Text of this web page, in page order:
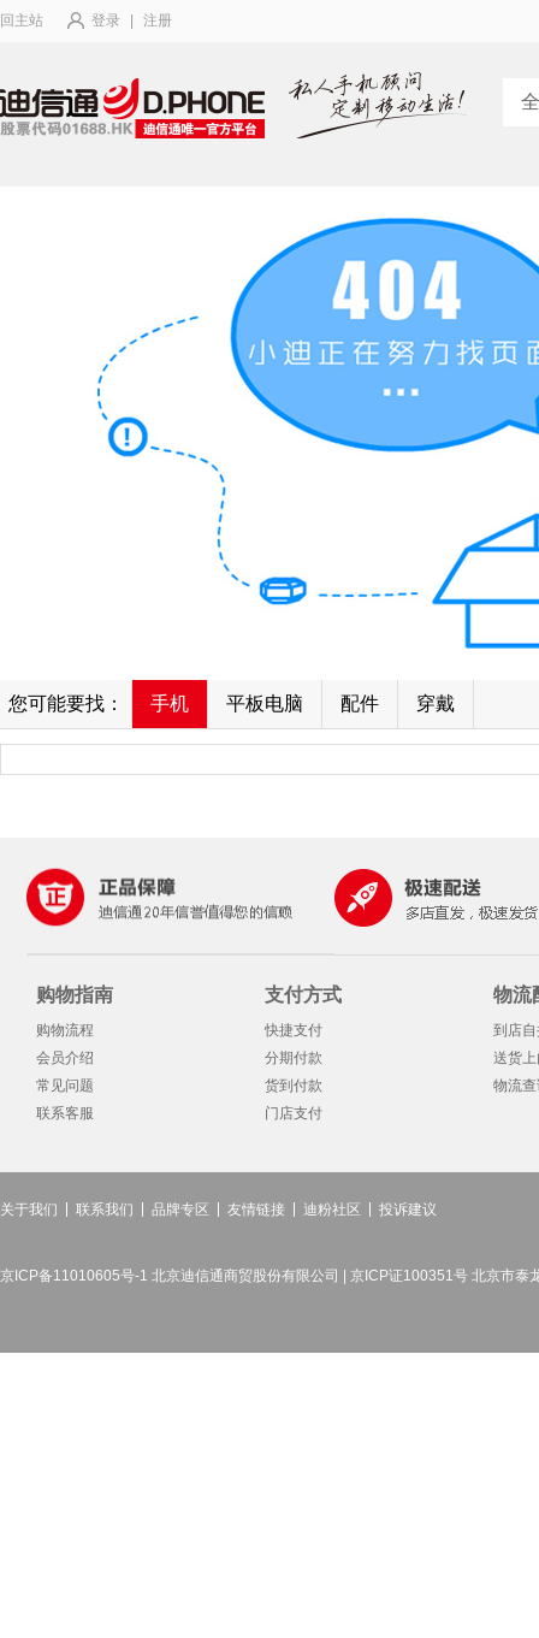
回主站 登录 注册
您可能要找： 手机 平板电脑 配件 穿戴
购物指南
购物流程
会员介绍
常见问题
联系客服
支付方式
快捷支付
分期付款
货到付款
门店支付
物流
到店
送货
物流
关于我们 联系我们 品牌专区 友情链接 迪粉社区 投诉建议
京ICP备11010605号-1 北京迪信通商贸股份有限公司 | 京ICP证100351号 北京市泰